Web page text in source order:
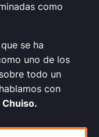
como
se ha
uno de los
todo un
con
Chuiso.